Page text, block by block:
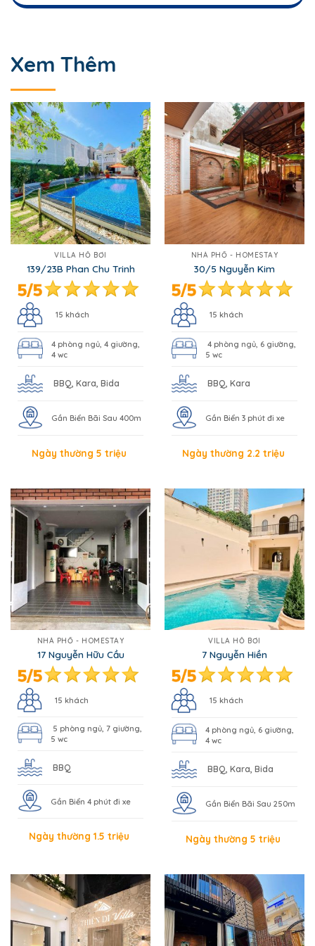
Xem Thêm
VILLA HỒ BƠI
139/23B Phan Chu Trinh
15 khách
4 phòng ngủ, 4 giường,
4 wc
BBQ, Kara, Bida
Gần Biển Bãi Sau 400m
Ngày thường 5 triệu
NHÀ PHỐ - HOMESTAY
30/5 Nguyễn Kim
15 khách
4 phòng ngủ, 6 giường,
5 wc
BBQ, Kara
Gần Biển 3 phút đi xe
Ngày thường 2.2 triệu
NHÀ PHỐ - HOMESTAY
17 Nguyễn Hữu Cầu
15 khách
5 phòng ngủ, 7 giường,
5 wc
BBQ
Gần Biển 4 phút đi xe
Ngày thường 1.5 triệu
VILLA HỒ BƠI
7 Nguyễn Hiền
15 khách
4 phòng ngủ, 6 giường,
4 wc
BBQ, Kara, Bida
Gần Biển Bãi Sau 250m
Ngày thường 5 triệu